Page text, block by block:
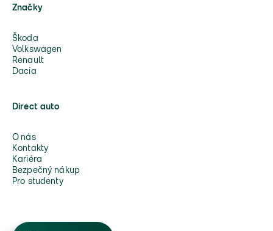
Značky
Škoda
Volkswagen
Renault
Dacia
Direct auto
O nás
Kontakty
Kariéra
Bezpečný nákup
Pro studenty